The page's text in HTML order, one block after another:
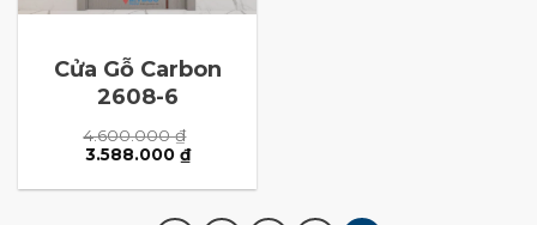
Cửa Gỗ Carbon
2608-6
4.600.000₫
Giá
là:
3.588.000 ₫Giá
tại